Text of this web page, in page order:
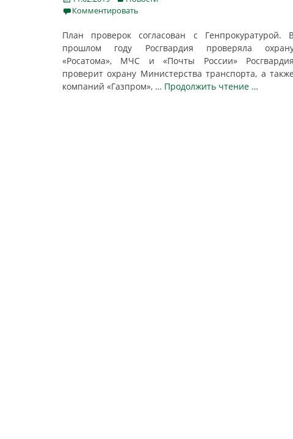
onКомментировать
План проверок согласован с Генпрокуратурой.
прошлом году Росгвардия проверяла
«Росатома», МЧС и «Почты России» Росгвардия
проверит охрану Министерства транспорта, а также
компаний «Газпром», … Продолжить чтение …